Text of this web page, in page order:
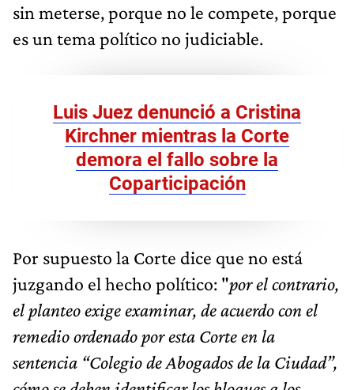
sin meterse, porque no le compete, porque
es un tema político no judiciable.
Luis Juez denunció a Cristina
Kirchner mientras la Corte
demora el fallo sobre la
Coparticipación
Por supuesto la Corte dice que no está
juzgando el hecho político: "por el contrario,
el planteo exige examinar, de acuerdo con el
remedio ordenado por esta Corte en la
sentencia “Colegio de Abogados de la Ciudad”,